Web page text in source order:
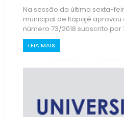
Na sessão da última sexta-
municipal de Itapajé
número 73/2018 subscrito por
LEIA MAIS